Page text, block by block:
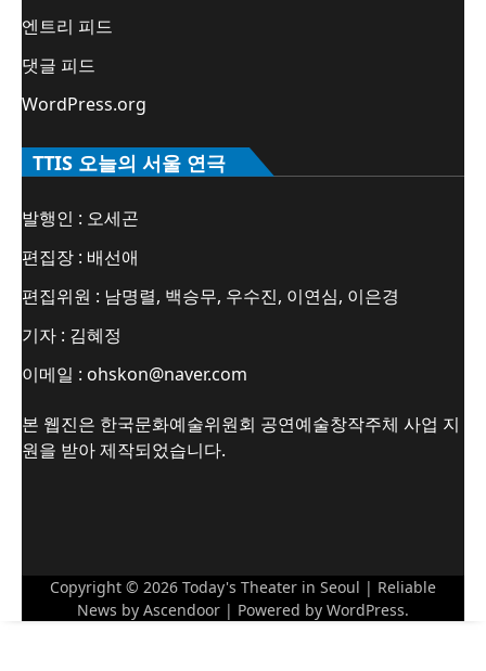
엔트리 피드
댓글 피드
WordPress.org
TTIS 오늘의 서울 연극
발행인 : 오세곤
편집장 : 배선애
편집위원 : 남명렬, 백승무, 우수진, 이연심, 이은경
기자 : 김혜정
이메일 : ohskon@naver.com
본 웹진은 한국문화예술위원회 공연예술창작주체 사업 지
원을 받아 제작되었습니다.
Copyright © 2026 Today's Theater in Seoul | Reliable
News by Ascendoor | Powered by WordPress.